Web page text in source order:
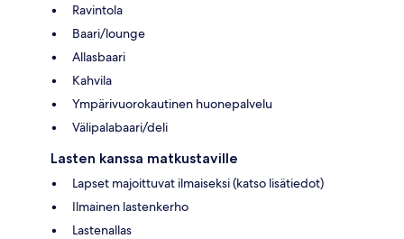
Ravintola
Baari/lounge
Allasbaari
Kahvila
Ympärivuorokautinen huonepalvelu
Välipalabaari/deli
Lasten kanssa matkustaville
Lapset majoittuvat ilmaiseksi (katso lisätiedot)
Ilmainen lastenkerho
Lastenallas